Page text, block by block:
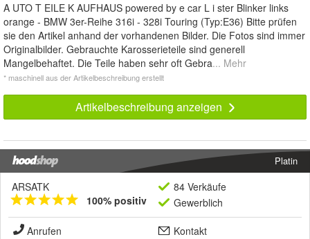
A UTO T EILE K AUFHAUS powered by e car L i ster Blinker links
orange - BMW 3er-Reihe 316i - 328i Touring (Typ:E36) Bitte prüfen
sie den Artikel anhand der vorhandenen Bilder. Die Fotos sind immer
Originalbilder. Gebrauchte Karosserieteile sind generell
Mangelbehaftet. Die Teile haben sehr oft Gebra... Mehr
* maschinell aus der Artikelbeschreibung erstellt
Artikelbeschreibung anzeigen
Platin
ARSATK
100% positiv
84 Verkäufe
Gewerblich
Anrufen
Kontakt